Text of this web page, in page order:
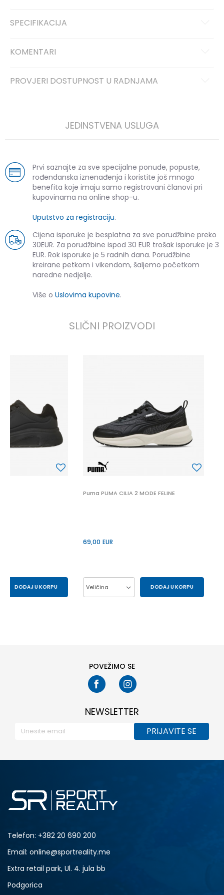
SPECIFIKACIJA
KOMENTARI
PROVJERI DOSTUPNOST U RADNJAMA
JEDINSTVENA USLUGA
Prvi saznajte za sve specijalne ponude, popuste,
rođendanska iznenađenja i koristite još mnogo
benefita koje imaju samo registrovani članovi pri
kupovinama na online shop-u.
Uputstvo za registraciju.
Cijena isporuke je besplatna za sve porudžbine preko
30EUR. Za porudžbine ispod 30 EUR trošak isporuke je 3
EUR. Rok isporuke je 5 radnih dana. Porudžbine
kreirane petkom i vikendom, šaljemo početkom
naredne nedjelje.
Više o Uslovima kupovine.
SLIČNI PROIZVODI
DODAJ U KORPU
Puma PUMA CILIA 2 MODE FELINE
69,00 EUR
Veličina DODAJ U KORPU
POVEŽIMO SE
NEWSLETTER
PRIJAVITE SE
Telefon: +382 20 690 200
Email: online@sportreality.me
Extra retail park, Ul. 4. jula bb
Podgorica